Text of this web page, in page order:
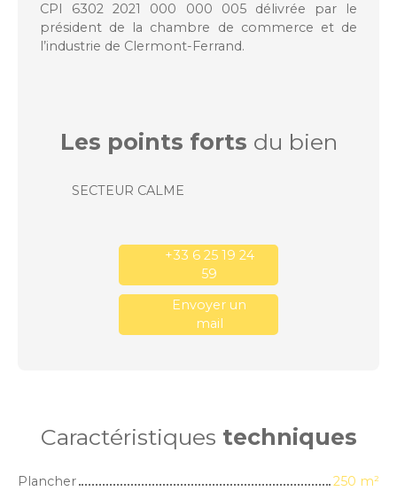
CPI 6302 2021 000 000 005 délivrée par le
président de la chambre de commerce et de
l’industrie de Clermont-Ferrand.
Les points forts du bien
SECTEUR CALME
+33 6 25 19 24
59
Envoyer un
mail
Caractéristiques techniques
Plancher 250 m²